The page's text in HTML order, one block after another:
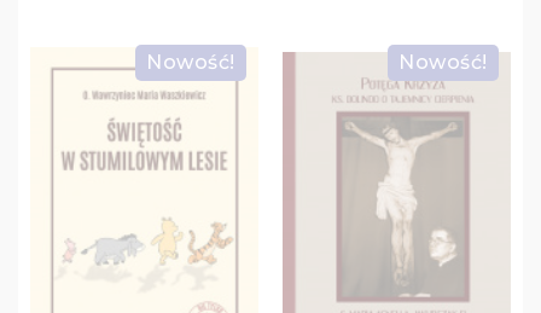
Nowość! Nowość!